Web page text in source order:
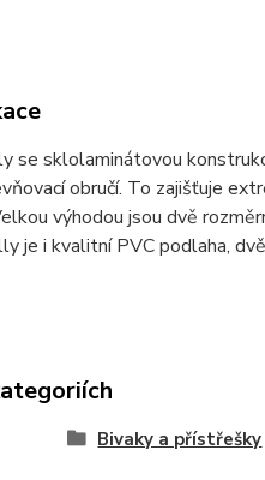
se sklolaminátovou
obručí. To zajišťuje
výhodou jsou dvě
je i kvalitní PVC podlaha,
Bivaky a přístřešky